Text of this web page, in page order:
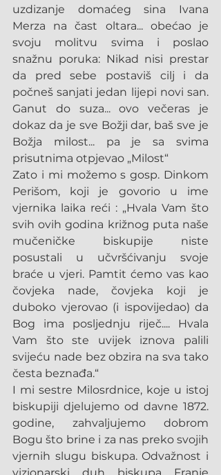
uzdizanje domaćeg sina Ivana
Merza na čast oltara... obećao je
svoju molitvu svima i poslao
snažnu poruka: Nikad nisi prestar
da pred sebe postaviš cilj i da
počneš sanjati jedan lijepi novi san.
Ganut do suza... ovo večeras je
dokaz da je sve Božji dar, baš sve je
Božja milost... pa je sa svima
prisutnima otpjevao „Milost“
Zato i mi možemo s gosp. Dinkom
Perišom, koji je govorio u ime
vjernika laika reći : „Hvala Vam što
svih ovih godina križnog puta naše
mučeničke biskupije niste
posustali u učvršćivanju svoje
braće u vjeri. Pamtit ćemo vas kao
čovjeka nade, čovjeka koji je
duboko vjerovao (i ispovijedao) da
Bog ima posljednju riječ.... Hvala
Vam što ste uvijek iznova palili
svijeću nade bez obzira na sva tako
česta beznađa.“
I mi sestre Milosrdnice, koje u istoj
biskupiji djelujemo od davne 1872.
godine, zahvaljujemo dobrom
Bogu što brine i za nas preko svojih
vjernih slugu biskupa. Odvažnost i